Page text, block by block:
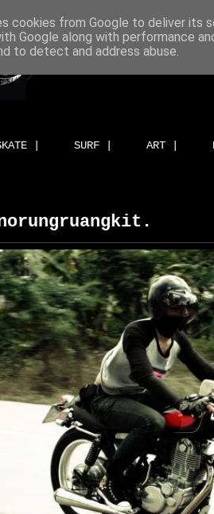
| SURF | ART |
cookies from Google to deliver its
Google along with performance
to detect and address abuse.